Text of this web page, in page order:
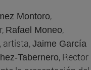
Montoro,
Rafael Moneo,
, artista, Jaime García
Tabernero, Rector